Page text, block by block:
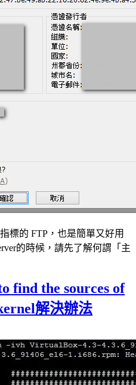
標的 FTP，也是簡單又好用
的時候，請先了解何謂「主
find the sources of
解決辦法